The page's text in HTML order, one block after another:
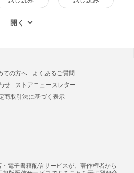
ての方へ
よくあるご質問
せ
ストアニュースレター
商取引法に基づく表示
電子書籍配信サービスが、著作権者から